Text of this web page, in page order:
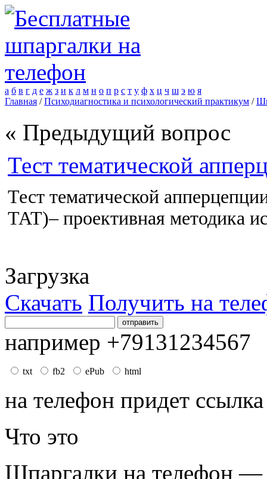
а б в г д е ж з и к л м н о п р с т у ф х ц ч ш э ю я
Главная /Психодиагностика и психологический практикум /
« Предыдущий вопрос
Тест тематической
Тест тематической
ТАТ)– проективная методика
Загрузка
Скачать Получить на
например +79131234567
txt fb2 ePub html
на телефон придет
Что это
Шпаргалки на телефон —